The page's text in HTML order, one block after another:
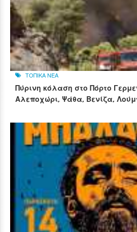
ΤΟΠΙΚΑ ΝΕΑ
Πύρινη κόλαση στο Πόρτο
Αλεποχώρι, Ψάθα, Βενίζα,